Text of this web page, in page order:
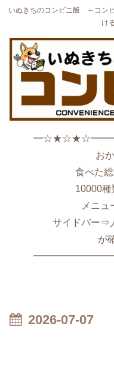
いぬきちのコンビニ飯 ～コン
け
お
食べた
10000種
メニ
サイドバー⇒
が
2026-07-07